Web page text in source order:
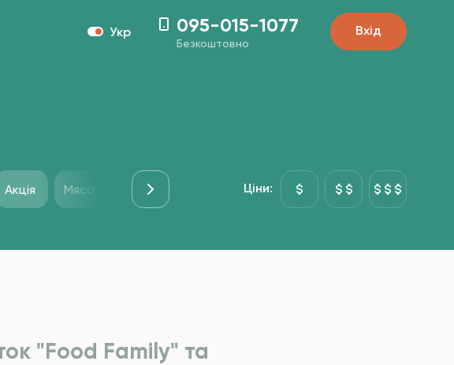
Укр 095-015-1077
Безкоштовно
Вхід
Акція Мясо Основні страви Риба&Море Гарніри
Ціни:
"Food Family" та